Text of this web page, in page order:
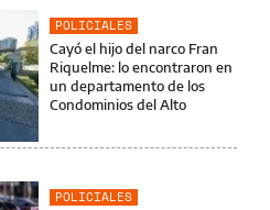
POLICIALES
Cayó el hijo del narco Fran
Riquelme: lo encontraron en
un departamento de los
Condominios del Alto
POLICIALES